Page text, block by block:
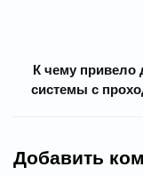
К чему привело
системы с
Добавить